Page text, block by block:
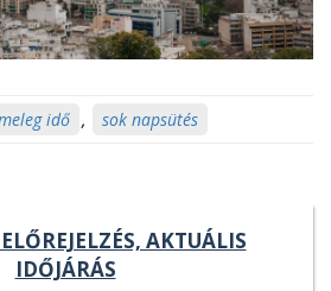
idő , sok napsütés
AKTUÁLIS
IDŐJÁRÁS